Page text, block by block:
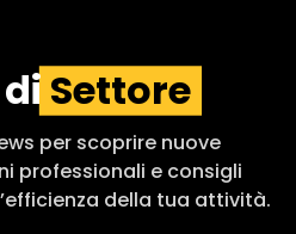
Settore
per scoprire nuove
professionali e consigli
della tua attività.